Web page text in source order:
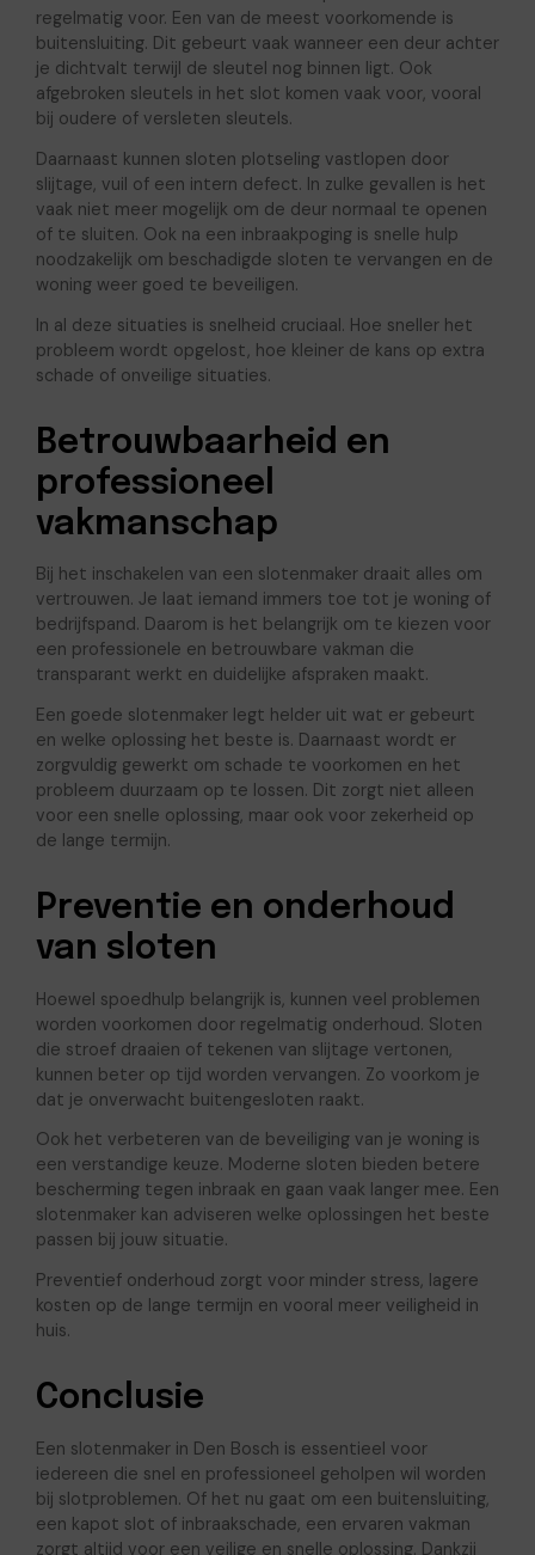
regelmatig voor. Een van de meest voorkomende is
buitensluiting. Dit gebeurt vaak wanneer een deur achter
je dichtvalt terwijl de sleutel nog binnen ligt. Ook
afgebroken sleutels in het slot komen vaak voor, vooral
bij oudere of versleten sleutels.
Daarnaast kunnen sloten plotseling vastlopen door
slijtage, vuil of een intern defect. In zulke gevallen is het
vaak niet meer mogelijk om de deur normaal te openen
of te sluiten. Ook na een inbraakpoging is snelle hulp
noodzakelijk om beschadigde sloten te vervangen en de
woning weer goed te beveiligen.
In al deze situaties is snelheid cruciaal. Hoe sneller het
probleem wordt opgelost, hoe kleiner de kans op extra
schade of onveilige situaties.
Betrouwbaarheid en
professioneel
vakmanschap
Bij het inschakelen van een slotenmaker draait alles om
vertrouwen. Je laat iemand immers toe tot je woning of
bedrijfspand. Daarom is het belangrijk om te kiezen voor
een professionele en betrouwbare vakman die
transparant werkt en duidelijke afspraken maakt.
Een goede slotenmaker legt helder uit wat er gebeurt
en welke oplossing het beste is. Daarnaast wordt er
zorgvuldig gewerkt om schade te voorkomen en het
probleem duurzaam op te lossen. Dit zorgt niet alleen
voor een snelle oplossing, maar ook voor zekerheid op
de lange termijn.
Preventie en onderhoud
van sloten
Hoewel spoedhulp belangrijk is, kunnen veel problemen
worden voorkomen door regelmatig onderhoud. Sloten
die stroef draaien of tekenen van slijtage vertonen,
kunnen beter op tijd worden vervangen. Zo voorkom je
dat je onverwacht buitengesloten raakt.
Ook het verbeteren van de beveiliging van je woning is
een verstandige keuze. Moderne sloten bieden betere
bescherming tegen inbraak en gaan vaak langer mee. Een
slotenmaker kan adviseren welke oplossingen het beste
passen bij jouw situatie.
Preventief onderhoud zorgt voor minder stress, lagere
kosten op de lange termijn en vooral meer veiligheid in
huis.
Conclusie
Een slotenmaker in Den Bosch is essentieel voor
iedereen die snel en professioneel geholpen wil worden
bij slotproblemen. Of het nu gaat om een buitensluiting,
een kapot slot of inbraakschade, een ervaren vakman
zorgt altijd voor een veilige en snelle oplossing. Dankzij